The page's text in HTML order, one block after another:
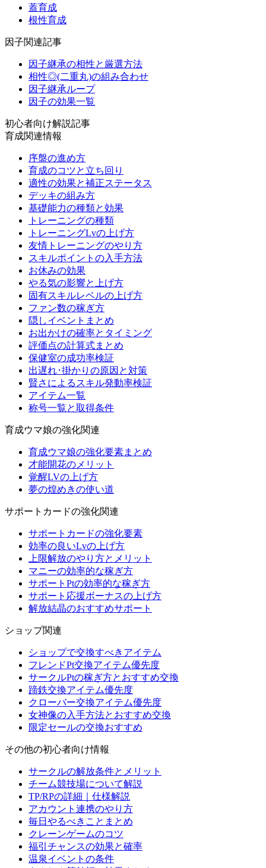
蓋育成
根性育成
因子関連記事
因子継承の相性と厳選方法
相性◎(二重丸)の組み合わせ
因子継承ループ
因子の効果一覧
初心者向け解説記事
育成関連情報
序盤の進め方
育成のコツと立ち回り
適性の効果と補正ステータス
デッキの組み方
基礎能力の種類と効果
トレーニングの種類
トレーニングLvの上げ方
友情トレーニングのやり方
スキルポイントの入手方法
お休みの効果
やる気の影響と上げ方
固有スキルレベルの上げ方
ファン数の稼ぎ方
隠しイベントまとめ
お出かけの確率とタイミング
評価点の計算式まとめ
保健室の成功率検証
出遅れ･掛かりの原因と対策
賢さによるスキル発動率検証
アイテム一覧
称号一覧と取得条件
育成ウマ娘の強化関連
育成ウマ娘の強化要素まとめ
才能開花のメリット
覚醒LVの上げ方
夢の煌めきの使い道
サポートカードの強化関連
サポートカードの強化要素
効率の良いLvの上げ方
上限解放のやり方とメリット
マニーの効率的な稼ぎ方
サポートPtの効率的な稼ぎ方
サポート応援ボーナスの上げ方
解放結晶のおすすめサポート
ショップ関連
ショップで交換すべきアイテム
フレンドPt交換アイテム優先度
サークルPtの稼ぎ方とおすすめ交換
蹄鉄交換アイテム優先度
クローバー交換アイテム優先度
女神像の入手方法とおすすめ交換
限定セールの交換おすすめ
その他の初心者向け情報
サークルの解放条件とメリット
チーム競技場について解説
TP/RPの詳細｜仕様解説
アカウント連携のやり方
毎日やるべきことまとめ
クレーンゲームのコツ
福引チャンスの効果と確率
温泉イベントの条件